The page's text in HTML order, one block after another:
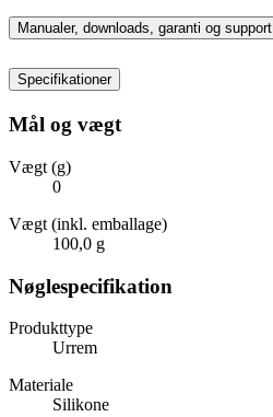
Manualer, downloads, garanti og support
Specifikationer
Mål og vægt
Vægt (g)
0
Vægt (inkl. emballage)
100,0 g
Nøglespecifikation
Produkttype
Urrem
Materiale
Silikone